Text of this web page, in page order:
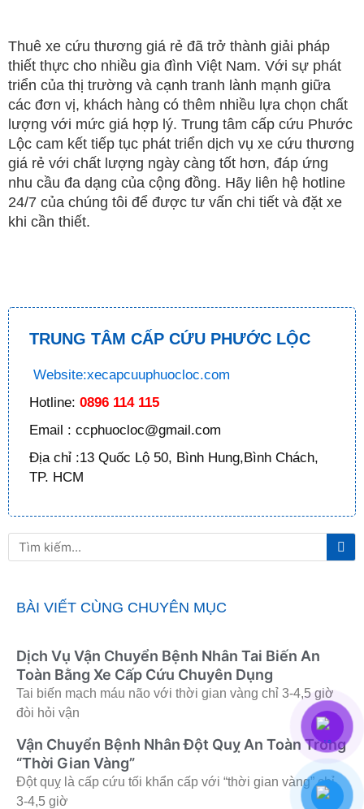
Thuê xe cứu thương giá rẻ đã trở thành giải pháp
thiết thực cho nhiều gia đình Việt Nam. Với sự phát
triển của thị trường và cạnh tranh lành mạnh giữa
các đơn vị, khách hàng có thêm nhiều lựa chọn chất
lượng với mức giá hợp lý. Trung tâm cấp cứu Phước
Lộc cam kết tiếp tục phát triển dịch vụ xe cứu thương
giá rẻ với chất lượng ngày càng tốt hơn, đáp ứng
nhu cầu đa dạng của cộng đồng. Hãy liên hệ hotline
24/7 của chúng tôi để được tư vấn chi tiết và đặt xe
khi cần thiết.
TRUNG TÂM CẤP CỨU PHƯỚC LỘC
Website:xecapcuuphuocloc.com
Hotline: 0896 114 115
Email : ccphuocloc@gmail.com
Địa chỉ :13 Quốc Lộ 50, Bình Hung,Bình Chách,
TP. HCM
Tìm
kiếm
BÀI VIẾT CÙNG CHUYÊN MỤC
Dịch Vụ Vận Chuyển Bệnh Nhân Tai Biến An
Toàn Bằng Xe Cấp Cứu Chuyên Dụng
Tai biến mạch máu não với thời gian vàng chỉ 3-4,5 giờ
đòi hỏi vận
Vận Chuyển Bệnh Nhân Đột Quỵ An Toàn Trong
“Thời Gian Vàng”
Đột quỵ là cấp cứu tối khẩn cấp với “thời gian vàng” chỉ
3-4,5 giờ